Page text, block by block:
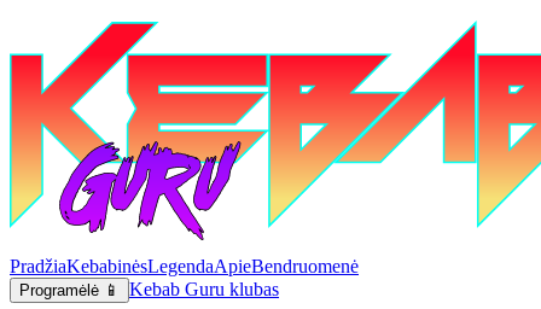
PradžiaKebabinėsLegendaApieBendruomenė
Programėlė 📱 Kebab Guru klubas